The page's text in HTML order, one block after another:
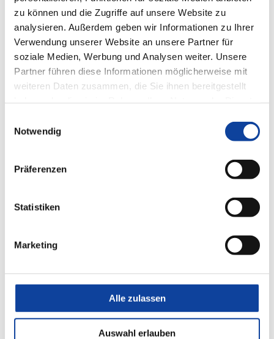
zu können und die Zugriffe auf unsere Website zu
analysieren. Außerdem geben wir Informationen zu Ihrer
Verwendung unserer Website an unsere Partner für
soziale Medien, Werbung und Analysen weiter. Unsere
Partner führen diese Informationen möglicherweise mit
weiteren Daten zusammen, die Sie ihnen bereitgestellt
Notwendig
Präferenzen
Statistiken
Marketing
Alle zulassen
Auswahl erlauben
Das könnte Sie auch interessieren
Fenster-System-Markise mit easyZIP-Führung